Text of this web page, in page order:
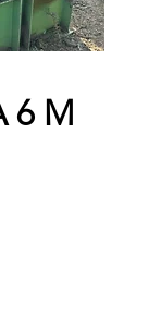
6 M